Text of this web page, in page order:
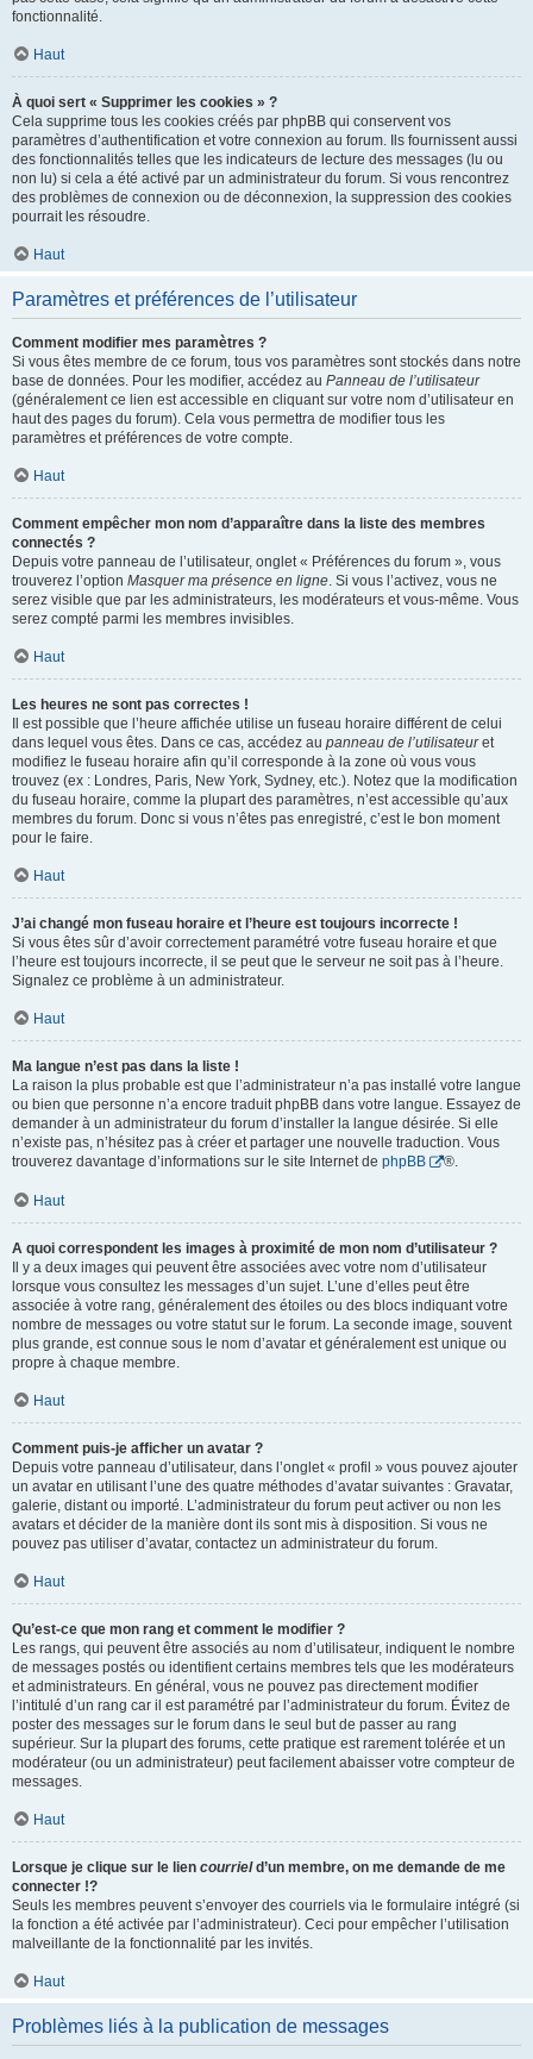
fonctionnalité.
Haut
À quoi sert « Supprimer les cookies » ?
Cela supprime tous les cookies créés par phpBB qui conservent vos
paramètres d’authentification et votre connexion au forum. Ils fournissent aussi
des fonctionnalités telles que les indicateurs de lecture des messages (lu ou
non lu) si cela a été activé par un administrateur du forum. Si vous rencontrez
des problèmes de connexion ou de déconnexion, la suppression des cookies
pourrait les résoudre.
Haut
Paramètres et préférences de l’utilisateur
Comment modifier mes paramètres ?
Si vous êtes membre de ce forum, tous vos paramètres sont stockés dans notre
base de données. Pour les modifier, accédez au Panneau de l’utilisateur
(généralement ce lien est accessible en cliquant sur votre nom d’utilisateur en
haut des pages du forum). Cela vous permettra de modifier tous les
paramètres et préférences de votre compte.
Haut
Comment empêcher mon nom d’apparaître dans la liste des membres
connectés ?
Depuis votre panneau de l’utilisateur, onglet « Préférences du forum », vous
trouverez l’option Masquer ma présence en ligne. Si vous l’activez, vous ne
serez visible que par les administrateurs, les modérateurs et vous-même. Vous
serez compté parmi les membres invisibles.
Haut
Les heures ne sont pas correctes !
Il est possible que l’heure affichée utilise un fuseau horaire différent de celui
dans lequel vous êtes. Dans ce cas, accédez au panneau de l’utilisateuret
modifiez le fuseau horaire afin qu’il corresponde à la zone où vous vous
trouvez (ex : Londres, Paris, New York, Sydney, etc.). Notez que la modification
du fuseau horaire, comme la plupart des paramètres, n’est accessible qu’aux
membres du forum. Donc si vous n’êtes pas enregistré, c’est le bon moment
pour le faire.
Haut
J’ai changé mon fuseau horaire et l’heure est toujours incorrecte !
Si vous êtes sûr d’avoir correctement paramétré votre fuseau horaire et que
l’heure est toujours incorrecte, il se peut que le serveur ne soit pas à l’heure.
Signalez ce problème à un administrateur.
Haut
Ma langue n’est pas dans la liste !
La raison la plus probable est que l’administrateur n’a pas installé votre langue
ou bien que personne n’a encore traduit phpBB dans votre langue. Essayez de
demander à un administrateur du forum d’installer la langue désirée. Si elle
n’existe pas, n’hésitez pas à créer et partager une nouvelle traduction. Vous
trouverez davantage d’informations sur le site Internet de phpBB ®.
Haut
A quoi correspondent les images à proximité de mon nom d’utilisateur ?
Il y a deux images qui peuvent être associées avec votre nom d’utilisateur
lorsque vous consultez les messages d’un sujet. L’une d’elles peut être
associée à votre rang, généralement des étoiles ou des blocs indiquant votre
nombre de messages ou votre statut sur le forum. La seconde image, souvent
plus grande, est connue sous le nom d’avatar et généralement est unique ou
propre à chaque membre.
Haut
Comment puis-je afficher un avatar ?
Depuis votre panneau d’utilisateur, dans l’onglet « profil » vous pouvez ajouter
un avatar en utilisant l’une des quatre méthodes d’avatar suivantes : Gravatar,
galerie, distant ou importé. L’administrateur du forum peut activer ou non les
avatars et décider de la manière dont ils sont mis à disposition. Si vous ne
pouvez pas utiliser d’avatar, contactez un administrateur du forum.
Haut
Qu’est-ce que mon rang et comment le modifier ?
Les rangs, qui peuvent être associés au nom d’utilisateur, indiquent le nombre
de messages postés ou identifient certains membres tels que les modérateurs
et administrateurs. En général, vous ne pouvez pas directement modifier
l’intitulé d’un rang car il est paramétré par l’administrateur du forum. Évitez de
poster des messages sur le forum dans le seul but de passer au rang
supérieur. Sur la plupart des forums, cette pratique est rarement tolérée et un
modérateur (ou un administrateur) peut facilement abaisser votre compteur de
messages.
Haut
Lorsque je clique sur le lien courrield’un membre, on me demande de me
connecter !?
Seuls les membres peuvent s’envoyer des courriels via le formulaire intégré (si
la fonction a été activée par l’administrateur). Ceci pour empêcher l’utilisation
malveillante de la fonctionnalité par les invités.
Haut
Problèmes liés à la publication de messages